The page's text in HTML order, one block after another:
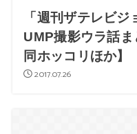
「週刊ザテレビ
UMP撮影ウラ話
同ホッコリほか】
2017.07.26